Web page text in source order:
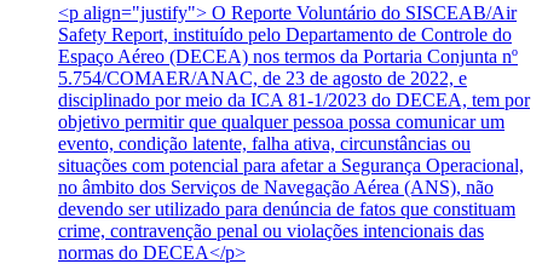
<p align="justify"> O Reporte Voluntário do SISCEAB/Air
Safety Report, instituído pelo Departamento de Controle do
Espaço Aéreo (DECEA) nos termos da Portaria Conjunta nº
5.754/COMAER/ANAC, de 23 de agosto de 2022, e
disciplinado por meio da ICA 81-1/2023 do DECEA, tem por
objetivo permitir que qualquer pessoa possa comunicar um
evento, condição latente, falha ativa, circunstâncias ou
situações com potencial para afetar a Segurança Operacional,
no âmbito dos Serviços de Navegação Aérea (ANS), não
devendo ser utilizado para denúncia de fatos que constituam
crime, contravenção penal ou violações intencionais das
normas do DECEA</p>